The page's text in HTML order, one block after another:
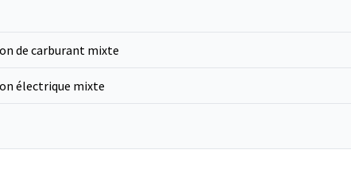
de carburant mixte
électrique mixte